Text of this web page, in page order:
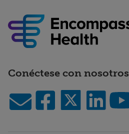
Conéctese con nosotros